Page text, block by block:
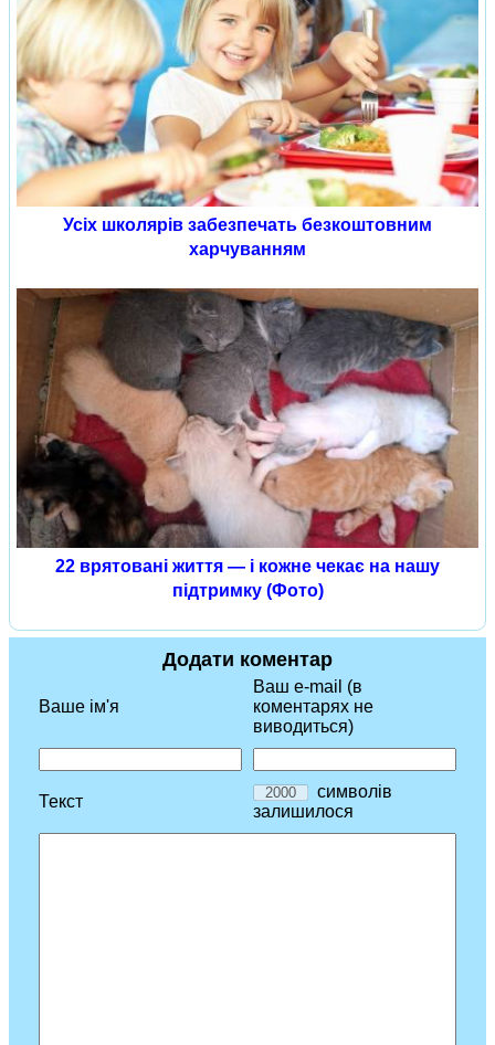
Усіх школярів забезпечать безкоштовним
харчуванням
22 врятовані життя — і кожне чекає на нашу
підтримку (Фото)
Додати коментар
Ваше ім'я
Ваш e-mail (в
коментарях не
виводиться)
Текст
символів
залишилося